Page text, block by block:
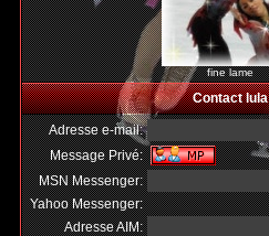
fine lame
Contact lula
Adresse e-mail:
Message Privé:
MSN Messenger:
Yahoo Messenger:
Adresse AIM: